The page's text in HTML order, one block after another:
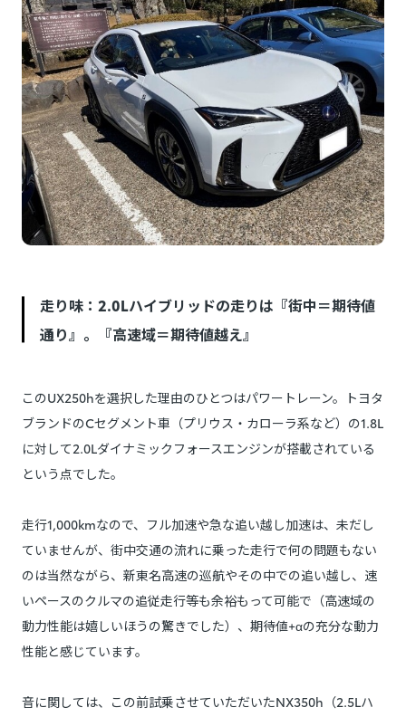
走り味：2.0Lハイブリッドの走りは『街中＝期待値
通り』。『高速域＝期待値越え』
このUX250hを選択した理由のひとつはパワートレーン。トヨタ
ブランドのCセグメント車（プリウス・カローラ系など）の1.8L
に対して2.0Lダイナミックフォースエンジンが搭載されている
という点でした。
走行1,000kmなので、フル加速や急な追い越し加速は、未だし
ていませんが、街中交通の流れに乗った走行で何の問題もない
のは当然ながら、新東名高速の巡航やその中での追い越し、速
いペースのクルマの追従走行等も余裕もって可能で（高速域の
動力性能は嬉しいほうの驚きでした）、期待値+αの充分な動力
性能と感じています。
音に関しては、この前試乗させていただいたNX350h（2.5Lハ